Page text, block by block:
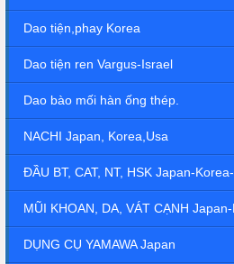
Dao tiện,phay Korea
Dao tiện ren Vargus-Israel
Dao bào mối hàn ống thép.
NACHI Japan, Korea,Usa
ĐẦU BT, CAT, NT, HSK Japan-
MŨI KHOAN, DA, VÁT CẠNH
DỤNG CỤ YAMAWA Japan